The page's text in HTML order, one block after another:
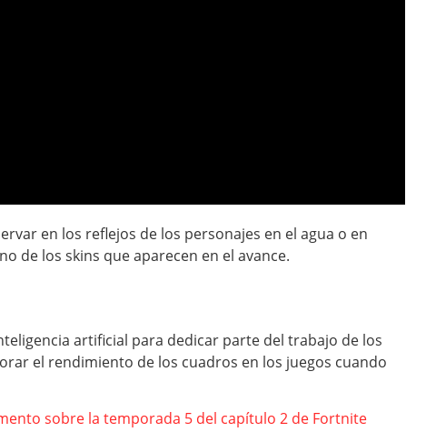
en los reflejos de los personajes en el agua o en
de los skins que aparecen en el avance.
artificial para dedicar parte del trabajo de los
el rendimiento de los cuadros en los juegos cuando
sobre la temporada 5 del capítulo 2 de Fortnite